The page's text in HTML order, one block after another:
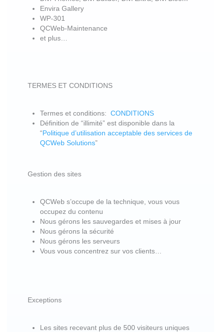
Envira Gallery
WP-301
QCWeb-Maintenance
et plus…
TERMES ET CONDITIONS
Termes et conditions: CONDITIONS
Définition de “illimité” est disponible dans la
“Politique d’utilisation acceptable des services de
QCWeb Solutions”
Gestion des sites
QCWeb s’occupe de la technique, vous vous
occupez du contenu
Nous gérons les sauvegardes et mises à jour
Nous gérons la sécurité
Nous gérons les serveurs
Vous vous concentrez sur vos clients…
Exceptions
Les sites recevant plus de 500 visiteurs uniques